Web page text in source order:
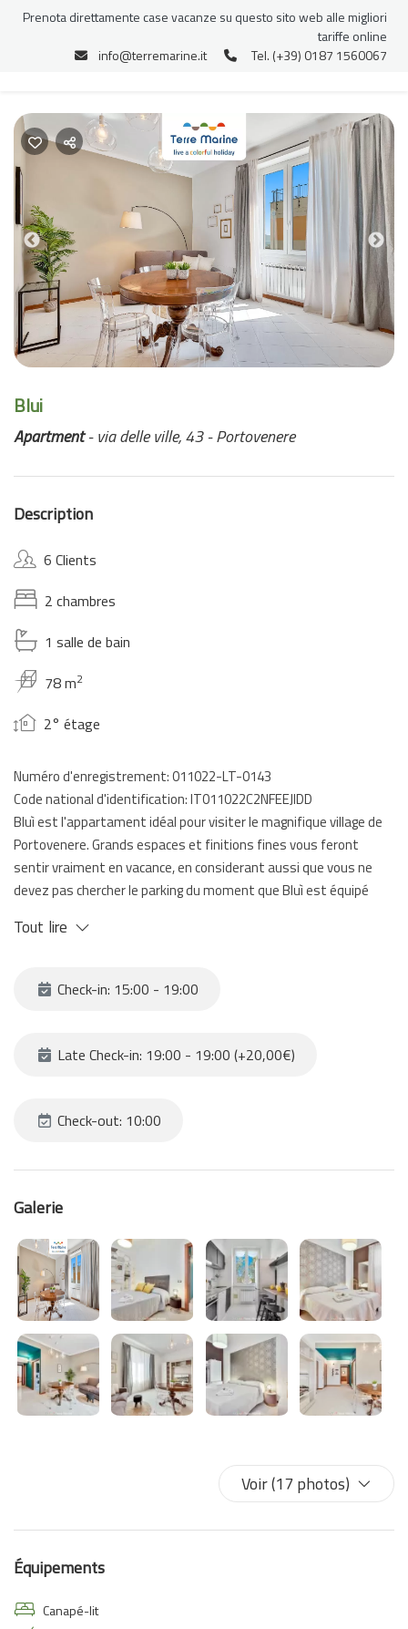
Previous
Blui
Apartment- via delle ville, 43 - Portovenere
Description
6 Clients
2 chambres
1 salle de bain
78 m2
2° étage
Numéro d'enregistrement: 011022-LT-0143
Code national d'identification: IT011022C2NFEEJIDD
Bluì est l'appartament idéal pour visiter le magnifique village de
Portovenere. Grands espaces et finitions fines vous feront
sentir vraiment en vacance, en considerant aussi que vous ne
devez pas chercher le parking du moment que Bluì est équipé
Une chambre double et une chambre à deux lits, un grand séjour
contribuent à rendre cet appartement unique, parfait pour les
Tout lire
Check-in: 15:00 - 19:00
Late Check-in: 19:00 - 19:00 (+20,00€)
Check-out: 10:00
Galerie
Voir (17 photos)
Équipements
Canapé-lit
Prenota direttamente case vacanze su questo sito web alle migliori
tariffe online
info@terremarine.it
Tel. (+39) 0187 1560067